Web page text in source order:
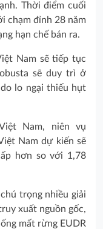
Thời điểm cuối
chạm đỉnh 28 năm
hạn chế bán ra.
Nam sẽ tiếp tục
sẽ duy trì ở
lo ngại thiếu hụt
Nam, niên vụ
Nam dự kiến sẽ
hơn so với 1,78
trọng nhiều giải
xuất nguồn gốc,
mất rừng EUDR